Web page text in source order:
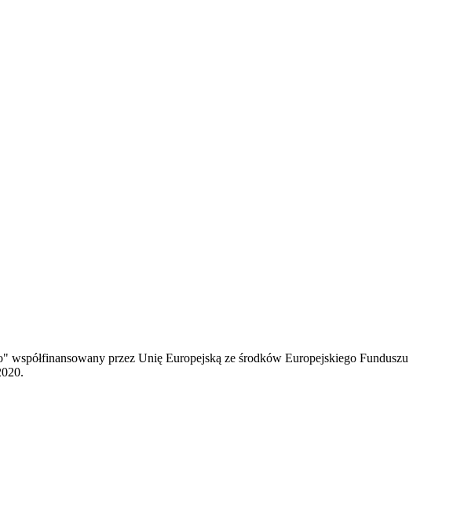
przez Unię Europejską ze środków Europejskiego Funduszu